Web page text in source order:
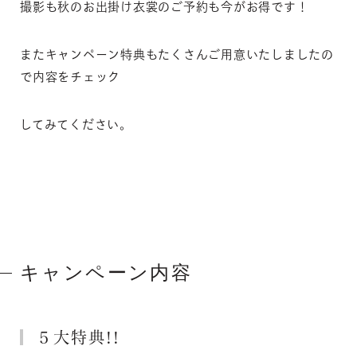
撮影も秋のお出掛け衣裳のご予約も今がお得です！
またキャンペーン特典もたくさんご用意いたしましたの
で内容をチェック
してみてください。
キャンペーン内容
５大特典!!